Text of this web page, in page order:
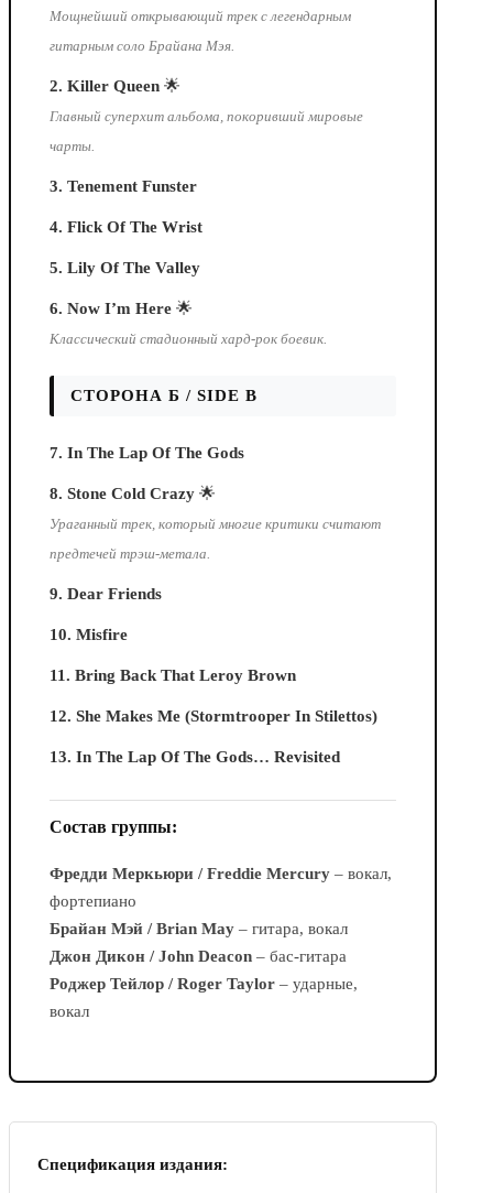
Мощнейший открывающий трек с легендарным
гитарным соло Брайана Мэя.
2. Killer Queen 🌟
Главный суперхит альбома, покоривший мировые
чарты.
3. Tenement Funster
4. Flick Of The Wrist
5. Lily Of The Valley
6. Now I’m Here 🌟
Классический стадионный хард-рок боевик.
СТОРОНА Б / SIDE B
7. In The Lap Of The Gods
8. Stone Cold Crazy 🌟
Ураганный трек, который многие критики считают
предтечей трэш-метала.
9. Dear Friends
10. Misfire
11. Bring Back That Leroy Brown
12. She Makes Me (Stormtrooper In Stilettos)
13. In The Lap Of The Gods… Revisited
Состав группы:
Фредди Меркьюри / Freddie Mercury – вокал,
фортепиано
Брайан Мэй / Brian May – гитара, вокал
Джон Дикон / John Deacon – бас-гитара
Роджер Тейлор / Roger Taylor – ударные,
вокал
Спецификация издания: